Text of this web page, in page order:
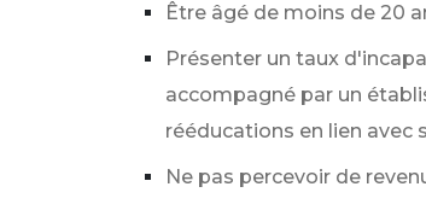
Être âgé de moins de 20
Présenter un taux
accompagné par un
rééducations en lien avec
Ne pas percevoir de